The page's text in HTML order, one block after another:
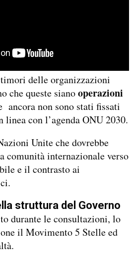
delle organizzazioni
che queste sianooperazioni
ancora non sono stati fissati
con l’agenda ONU 2030.
Unite che dovrebbe
comunità internazionale verso
e il contrasto ai
struttura del Governo
durante le consultazioni, lo
il Movimento 5 Stelle ed